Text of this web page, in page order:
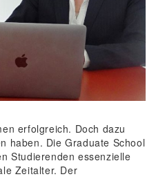
erfolgreich. Doch dazu
haben. Die Graduate School
Studierenden essenzielle
Zeitalter. Der